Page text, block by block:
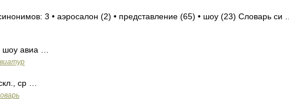
3 • аэросалон (2) • представление (65) • шоу (23) Словарь си …
авиа …
ср …